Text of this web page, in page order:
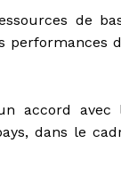
de
performances
accord avec
dans le